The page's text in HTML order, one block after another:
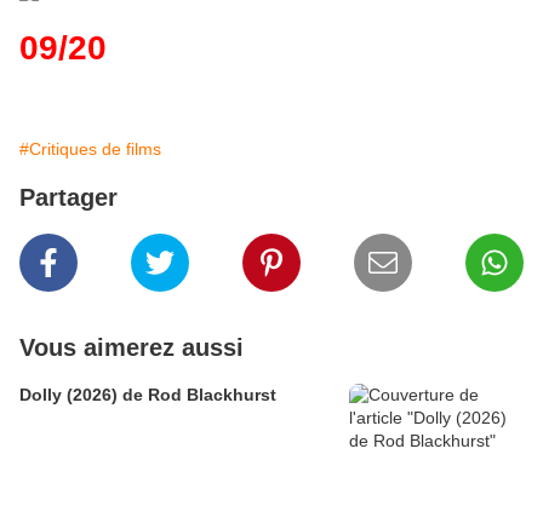
09/20
#Critiques de films
Partager
Vous aimerez aussi
Dolly (2026) de Rod Blackhurst